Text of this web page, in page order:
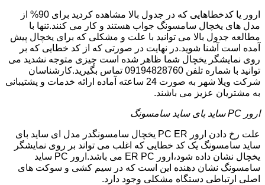
ارور یا کدخطاهایی که در جدول بالا مشاهده کردید برای 90% از
مدل های یخچال سامسونگ جواب هستند و کار می کنند.تنها با
مطالعه جدول بالا می توانید با علت و مشکلی که برای یخچال پیش
آمده است آشنا شوید.در نهایت در صورتی که از کد خطایی که بر
روی نمایشگر یخچال شما ظاهر شده است چیزی متوجه نشدید می
توانید با شماره تلفن 09194828760 تماس بگیرید.کارشناسان
شرکت ویلا شهر به صورت 24 ساعته آماده ارائه خدمات و پشتیبانی
به مشتریان عزیز می باشند.
ارور PC ساید بای ساید سامسونگ
علت رخ دادن ارور PC ER یخچال سامسونگدر مدل ای ساید بای
ساید سامسونگ یک کد خطایی که اغلب می تواند بر روی نمایشگر
یخچال نشان داده شود،ارور ER PC می باشد.ارور PC ساید
سامسونگ نشان دهنده این است که در سیم کشی و سوکت های
اصلی ارتباطی دستگاه مشکلی وجود دارد.